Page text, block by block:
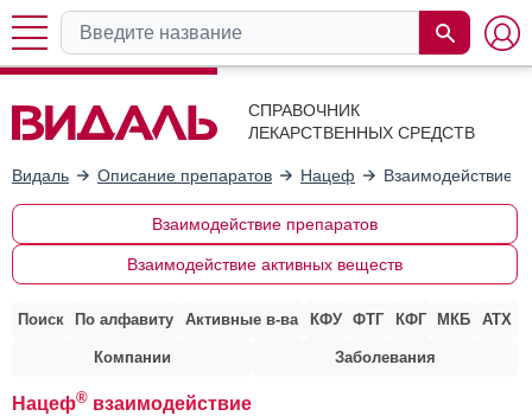
СПРАВОЧНИК
ЛЕКАРСТВЕННЫХ СРЕДСТВ
Видаль Описание препаратов Нацеф Взаимодействие
Взаимодействие препаратов
Взаимодействие активных веществ
Поиск По алфавиту Активные в-ва КФУ ФТГ КФГ МКБ АТХ
Компании Заболевания
Нацеф® взаимодействие